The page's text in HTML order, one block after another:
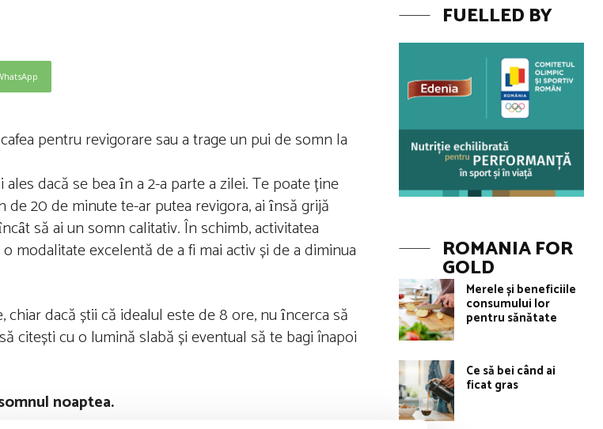
pentru revigorare sau a trage un pui de somn la
dacă se bea ȋn a 2-a parte a zilei. Te poate ține
20 de minute te-ar putea revigora, ai ȋnsă grijă
să ai un somn calitativ. În schimb, activitatea
modalitate excelentă de a fi mai activ și de a diminua
dacă știi că idealul este de 8 ore, nu ȋncerca să
citești cu o lumină slabă și eventual să te bagi înapoi
noaptea.
FUELLED BY
ROMANIA FOR
GOLD
Merele și beneficiile
consumului lor
pentru sănătate
Ce să bei când ai
ficat gras